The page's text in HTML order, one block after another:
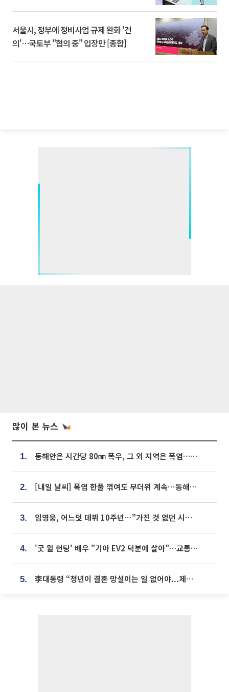
서울시, 정부에 정비사업 규제 완화 '건
의'⋯국토부 "협의 중" 입장만 [종합]
많이 본 뉴스
1. 동해안은 시간당 80㎜ 폭우, 그 외 지역은 폭염…‘극과 극 날씨’
2. [내일 날씨] 폭염 한풀 꺾여도 무더위 계속⋯동해안 이틀 연속 비
3. 임영웅, 어느덧 데뷔 10주년⋯"가진 것 없던 시절, 내 앞엔 20명의 팬뿐"
4. '굿 윌 헌팅' 배우 "기아 EV2 덕분에 살아"…교통사고 후 안전성 극찬
5. 李대통령 “청년이 결혼 망설이는 일 없어야...제도상 불이익 조사”